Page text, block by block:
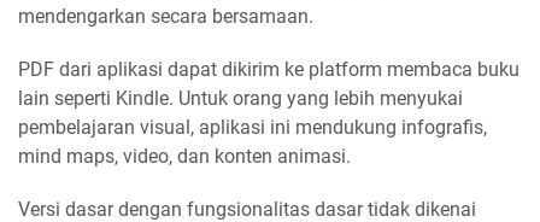
mendengarkan secara bersamaan.
PDF dari aplikasi dapat dikirim ke platform membaca buku
lain seperti Kindle. Untuk orang yang lebih menyukai
pembelajaran visual, aplikasi ini mendukung infografis,
mind maps, video, dan konten animasi.
Versi dasar dengan fungsionalitas dasar tidak dikenai